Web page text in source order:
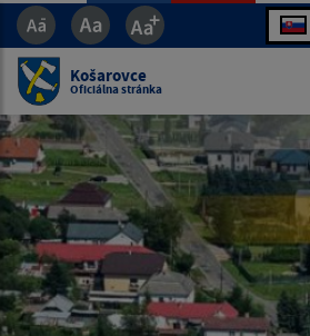
Košarovce
Oficiálna stránka